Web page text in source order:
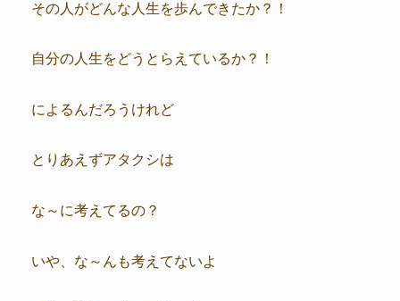
その人がどんな人生を歩んできたか？！
自分の人生をどうとらえているか？！
によるんだろうけれど
とりあえずアタクシは
な～に考えてるの？
いや、な～んも考えてないよ